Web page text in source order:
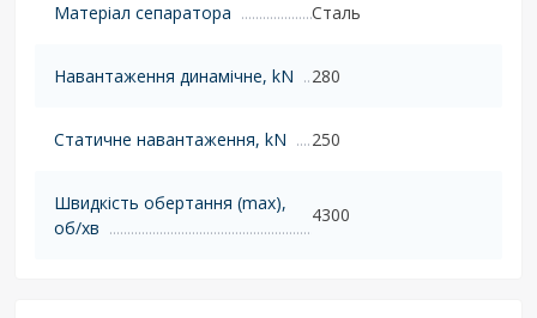
Матеріал сепаратора Сталь
Навантаження динамічне, kN 280
Статичне навантаження, kN 250
Швидкість обертання (max),
об/хв
4300